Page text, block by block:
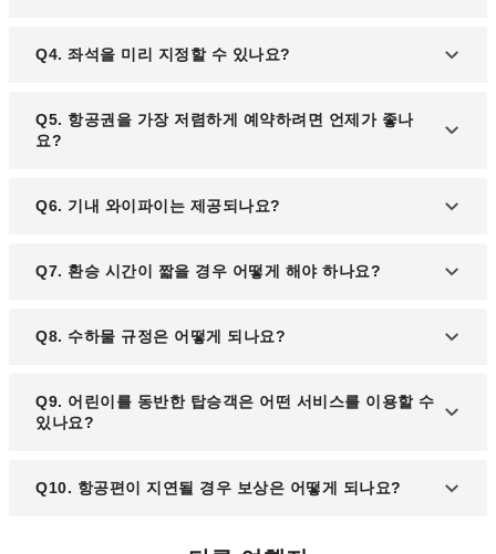
뉴질랜드 항공의 경우 항공편 출발 24시간 전부터 온
공사의 공식 홈페이지에서 확인하세요.
Q4. 좌석을 미리 지정할 수 있나요?
항공권 예약 시 좌석 지정이 가능하지만, 일부 항공사
는 추가 요금을 부과할 수 있습니다. 예약 시 해당 조
Q5. 항공권을 가장 저렴하게 예약하려면 언제가 좋나
요?
항공권은 보통 출발 2~3개월 전에 예약할 때 가장 저
보세요.
Q6. 기내 와이파이는 제공되나요?
일부 항공사는 기내 와이파이를 제공하며, 무료 서비
Q7. 환승 시간이 짧을 경우 어떻게 해야 하나요?
환승 시간이 짧을 경우 항공사 직원에게 도움을 요청
이용할 수 있습니다.
Q8. 수하물 규정은 어떻게 되나요?
기내 반입 수하물과 위탁 수하물의 크기와 무게는 항
공사마다 다릅니다. 보통 기내 수하물은 7kg 내외, 위
Q9. 어린이를 동반한 탑승객은 어떤 서비스를 이용할 수
있나요?
어린이를 동반한 탑승객은 우선 탑승 서비스, 기내 어
Q10. 항공편이 지연될 경우 보상은 어떻게 되나요?
항공편 지연 시 일정 시간 이상 대기할 경우 식사 쿠